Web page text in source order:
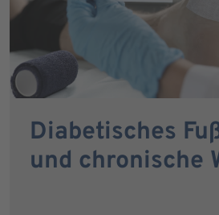
Diabetisches
und chronische